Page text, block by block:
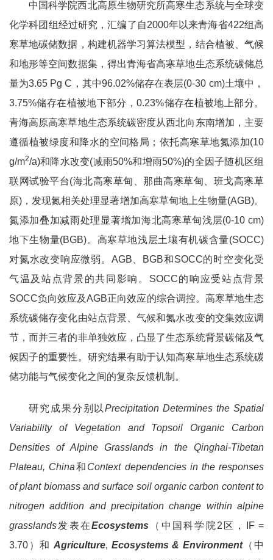
中国科学院西北高原生物研究所高寒生态系统与全球变
化学科团组经过研究，汇编了自2000年以来青海省422组高
寒草地碳储数据，构建机器学习算法模型，结合植被、气候
和地形等空间数据集，得出青海省高寒草地生态系统碳储总
量为3.65 Pg C，其中96.02%储存在表层(0-30 cm)土壤中，
3.75%储存在植被地下部分，0.23%储存在植被地上部分。
青海高原高寒草地生态系统碳密度从西北向东南增加，主要
遵循植被绿度和降水的空间格局；依托高寒草地氮添加(10
g/m2/a)和降水改变(减雨50%和增雨50%)的全因子随机区组
联网试验平台(海北高寒草甸、那曲高寒草甸、班戈高寒草
原)，发现氮相关处理显著增加高寒草甸地上生物量(AGB)。
氮添加叠加减雨处理显著增加海北高寒草甸浅层(0-10 cm)
地下生物量(BGB)。高寒草地浅层土壤有机碳含量(SOCC)
对氮水改变响应微弱。AGB、BGB和SOCC的时空变化受
气温及站点背景的共同影响。SOCC的响应受站点背景
SOCC负向效应及AGB正向效应的综合调控。高寒草地生态
系统碳储存变化由站点背景、气候和氮水改变的交集效应调
节，而并三者的非单独效应，凸显了生态系统背景碳储及气
候因子的重要性。研究结果有助于认知高寒草地生态系统碳
储功能与气候变化之间的复杂反馈机制。
研究成果分别以Precipitation Determines the Spatial
Variability of Vegetation and Topsoil Organic Carbon
Densities of Alpine Grasslands in the Qinghai-Tibetan
Plateau, China和 Context dependencies in the responses
of plant biomass and surface soil organic carbon content to
nitrogen addition and precipitation change within alpine
grasslands发表在Ecosystems （中国科学院2区，IF =
3.70）和Agriculture, Ecosystems & Environment（中